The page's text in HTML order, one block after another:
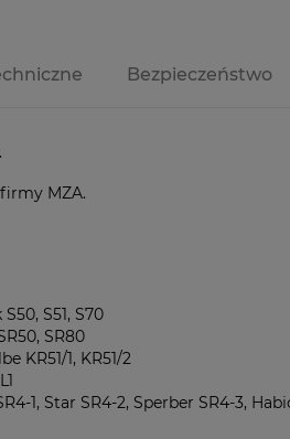
Bezpieczeństwo
MZA.
S51, S70
SR80
KR51/1, KR51/2
1, Star SR4-2, Sperber SR4-3,